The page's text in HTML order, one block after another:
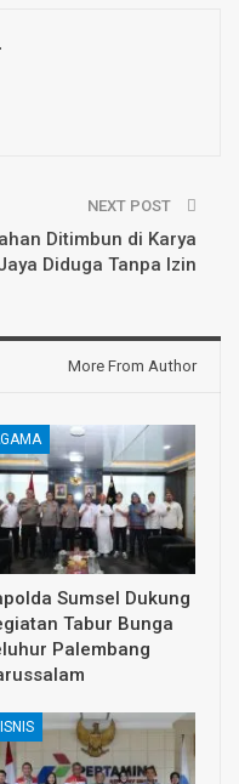
NEXT POST
Ditimbun di Karya
Diduga Tanpa Izin
More From Author
Sumsel Dukung
Tabur Bunga
Palembang